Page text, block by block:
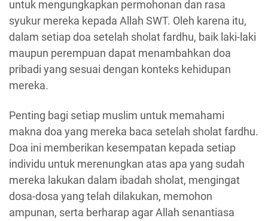
untuk mengungkapkan permohonan dan rasa
syukur mereka kepada Allah SWT. Oleh karena itu,
dalam setiap doa setelah sholat fardhu, baik laki-laki
maupun perempuan dapat menambahkan doa
pribadi yang sesuai dengan konteks kehidupan
mereka.
Penting bagi setiap muslim untuk memahami
makna doa yang mereka baca setelah sholat fardhu.
Doa ini memberikan kesempatan kepada setiap
individu untuk merenungkan atas apa yang sudah
mereka lakukan dalam ibadah sholat, mengingat
dosa-dosa yang telah dilakukan, memohon
ampunan, serta berharap agar Allah senantiasa